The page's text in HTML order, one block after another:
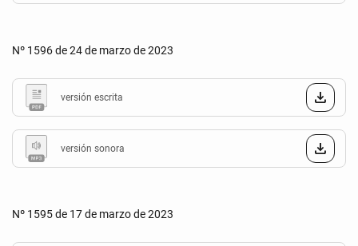
Nº 1596 de 24 de marzo de 2023
versión escrita
versión sonora
Nº 1595 de 17 de marzo de 2023